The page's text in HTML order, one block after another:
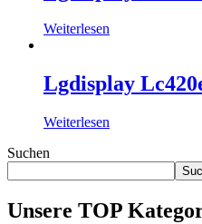
Weiterlesen
Lgdisplay
Weiterlesen
Suchen
Unsere TOP